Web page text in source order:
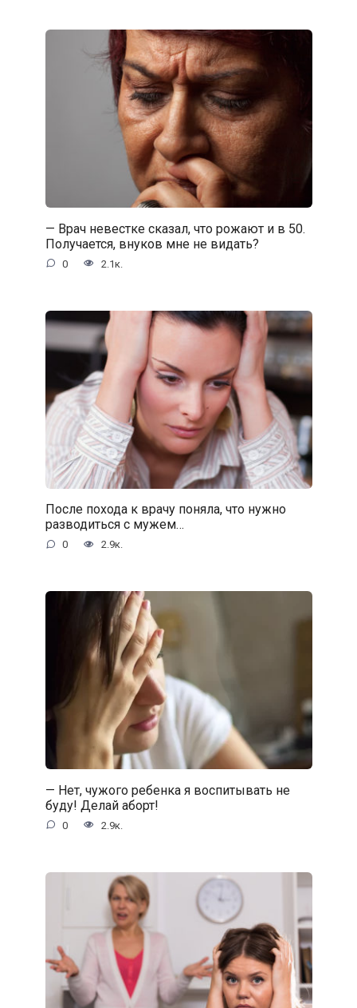
— Врач невестке сказал, что рожают и в 50.
Получается, внуков мне не видать?
0 2.1к.
После похода к врачу поняла, что нужно
разводиться с мужем…
0 2.9к.
— Нет, чужого ребенка я воспитывать не
буду! Делай аборт!
0 2.9к.